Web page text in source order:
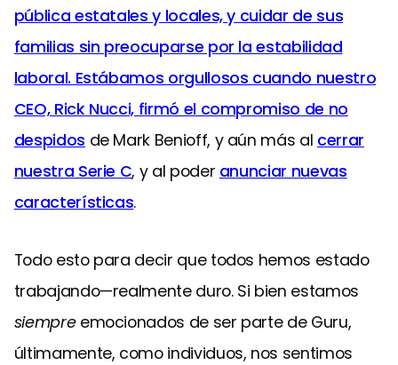
pública estatales y locales, y cuidar de sus
familias sin preocuparse por la estabilidad
laboral. Estábamos orgullosos cuando nuestro
CEO, Rick Nucci, firmó el compromiso de no
despidos de Mark Benioff, y aún más al cerrar
nuestra Serie C, y al poder anunciar nuevas
características.
Todo esto para decir que todos hemos estado
trabajando—realmente duro. Si bien estamos
siempreemocionados de ser parte de Guru,
últimamente, como individuos, nos sentimos